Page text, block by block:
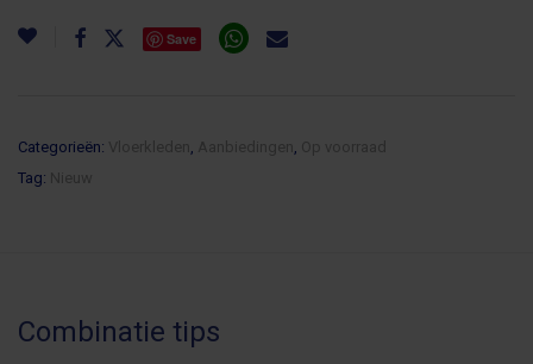
Save Deel via WhatsApp
Deel via e-mail
Categorieën: , ,
Tag: